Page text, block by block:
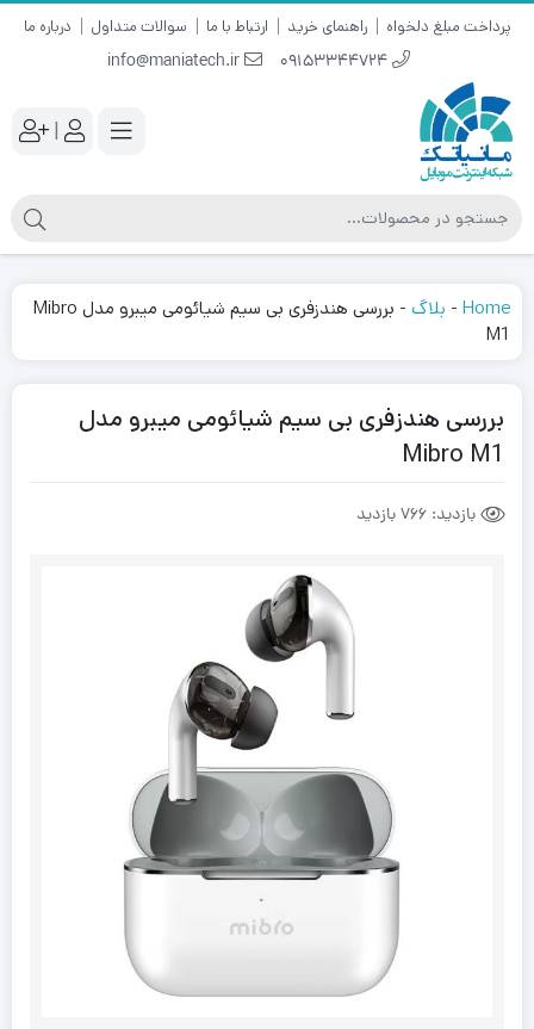
پرداخت مبلغ دلخواه راهنمای خرید ارتباط با ما سوالات متداول درباره ما
09153344724
info@maniatech.ir
|
Home
- بلاگ -
بررسی هندزفری بی سیم شیائومی میبرو مدل Mibro
M1
بررسی هندزفری بی سیم شیائومی میبرو مدل
Mibro M1
بازدید: 766 بازدید